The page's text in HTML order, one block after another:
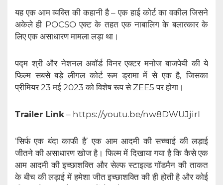
यह एक आम व्यक्ति की कहानी है – एक हाई कोर्ट का वकील जिसने
अकेले ही POCSO एक्ट के तहत एक नाबालिग के बलात्कार के
लिए एक असाधारण मामला लड़ा था।
पद्म श्री और नेशनल अवॉर्ड विनर एक्टर मनोज बाजपेयी की ये
फिल्म सबसे बड़े लीगल कोर्ट रूम ड्रामा में से एक है, जिसका
प्रीमियर 23 मई 2023 को विशेष रूप से ZEE5 पर होगा।
Trailer Link – https://youtu.be/nw8DWUJjirI
‘सिर्फ एक बंदा काफी है’ एक आम आदमी की सच्चाई की लड़ाई
जीतने की असाधारण खोज है। फिल्म में दिखाया गया है कि कैसे एक
आम आदमी की इच्छाशक्ति और सेल्फ स्टाइल्ड गॉडमैन की ताकत
के बीच की लड़ाई में हमेशा जीत इच्छाशक्ति की ही होती है और कोई